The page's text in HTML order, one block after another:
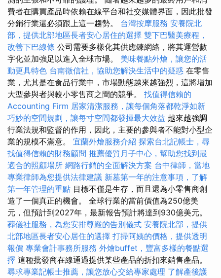
費者在購買產品時依賴在線平台和社交媒體界面，因此批發
分銷行業還必須跟上這一趨勢。 台灣按摩服務 安養院北
部，提供北部地區長者安心居住的選擇 雙下巴醫美療程，
改善下巴線條 公司需要多樣化其供應鍊網絡，將其運營數
字化並加強足以進入全球市場。 美味餐點外燴，讓您的活
動更具特色 台南徵信社，協助您解決生活中的疑惑 在零售
業，尤其是在食品行業中，市場動態越來越強烈，這將增加
大型參與者與較小零售商之間的競爭。 找值得信賴的
Accounting Firm 居家清潔服務，讓每個角落都乾淨如新
巧妙的空間規劃，讓每寸空間都發揮最大效益 越來越強調
行業法規和監督的作用，因此，主要的參與者不能對小型企
業的規模不滿意。 宜蘭外燴服務介紹 探索台北記帳士，尋
找值得信賴的財務顧問 推薦優質月子中心，幫助您找到最
適合的照顧場所 網路行銷的全面解決方案 台中律師，當地
專業律師為您提供法律建議 新墓第一年的注意事項，了解
第一年管理的重點 目標不僅是生存，而且還為小零售商創
造了一個真正的機會。 全球行業的當前價值為250億美
元，但預計到2027年，最新報告預計將達到930億美元。
葬儀社服務，為您安排尊嚴的告別儀式 安養院北部，提供
北部地區長者安心居住的選擇 打掃阿姨的價格，提供透明
報價 專業會計事務所服務 外燴buffet，豐富多樣的餐點選
擇 這種批發商在線通過提供某些產品的折扣來銷售產品。
尋求專業記帳士推薦，讓您放心交給專家處理 了解產後護